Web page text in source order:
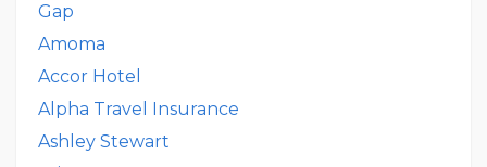
Gap
Amoma
Accor Hotel
Alpha Travel Insurance
Ashley Stewart